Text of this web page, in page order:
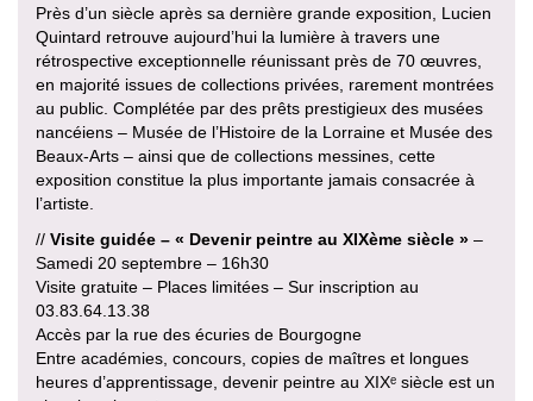
Près d’un siècle après sa dernière grande exposition, Lucien
Quintard retrouve aujourd’hui la lumière à travers une
rétrospective exceptionnelle réunissant près de 70 œuvres,
en majorité issues de collections privées, rarement montrées
au public. Complétée par des prêts prestigieux des musées
nancéiens – Musée de l’Histoire de la Lorraine et Musée des
Beaux-Arts – ainsi que de collections messines, cette
exposition constitue la plus importante jamais consacrée à
l’artiste.
// Visite guidée – « Devenir peintre au XIXème siècle » –
Samedi 20 septembre – 16h30
Visite gratuite – Places limitées – Sur inscription au
03.83.64.13.38
Accès par la rue des écuries de Bourgogne
Entre académies, concours, copies de maîtres et longues
heures d’apprentissage, devenir peintre au XIXᵉ siècle est un